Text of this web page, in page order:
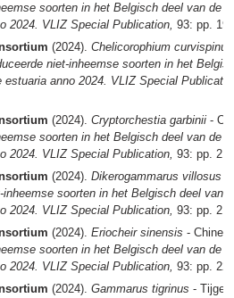
soorten in het Belgisch deel van de
2024. VLIZ Special Publication, 93: pp.
(2024). Chelicorophium
niet-inheemse soorten in het
estuaria anno 2024. VLIZ Special
(2024). Cryptorchestia garbinii -
soorten in het Belgisch deel van de
2024. VLIZ Special Publication, 93: pp.
(2024). Dikerogammarus villosus -
soorten in het Belgisch deel van
2024. VLIZ Special Publication, 93: pp.
(2024). Eriocheir sinensis -
soorten in het Belgisch deel van de
2024. VLIZ Special Publication, 93: pp.
(2024). Gammarus tigrinus -